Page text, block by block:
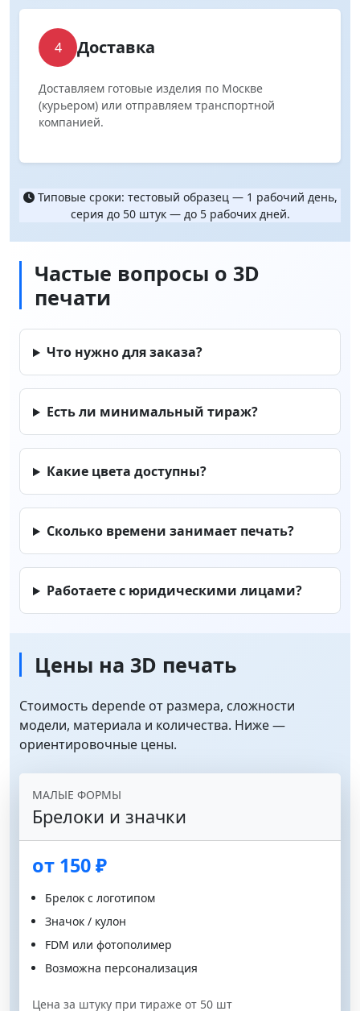
4 Доставка
Доставляем готовые изделия по Москве
(курьером) или отправляем транспортной
компанией.
Типовые сроки: тестовый образец — 1 рабочий день,
серия до 50 штук — до 5 рабочих дней.
Частые вопросы о 3D
печати
Что нужно для заказа?
Есть ли минимальный тираж?
Какие цвета доступны?
Сколько времени занимает печать?
Работаете с юридическими лицами?
Цены на 3D печать
Стоимость depende от размера, сложности
модели, материала и количества. Ниже —
ориентировочные цены.
МАЛЫЕ ФОРМЫ
Брелоки и значки
от 150 ₽
Брелок с логотипом
Значок / кулон
FDM или фотополимер
Возможна персонализация
Цена за штуку при тираже от 50 шт